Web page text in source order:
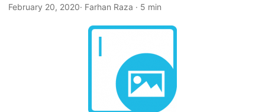
February 20, 2020· Farhan Raza · 5 min